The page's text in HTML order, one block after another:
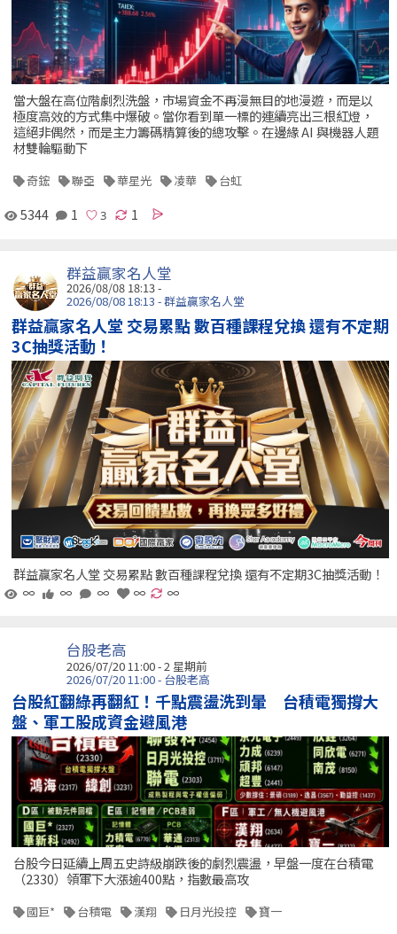
當大盤在高位階劇烈洗盤，市場資金不再漫無目的地漫遊，而是以
極度高效的方式集中爆破。當你看到單一標的連續亮出三根紅燈，
這絕非偶然，而是主力籌碼精算後的總攻擊。在邊緣 AI 與機器人題
材雙輪驅動下
奇鋐 聯亞 華星光 凌華 台虹
5344 1 1
群益贏家名人堂
2026/08/08 18:13 -
2026/08/08 18:13 - 群益贏家名人堂
群益贏家名人堂 交易累點 數百種課程兌換 還有不定期
3C抽獎活動！
群益贏家名人堂 交易累點 數百種課程兌換 還有不定期3C抽獎活動！
∞
∞ ∞ ∞ ∞
台股老高
2026/07/20 11:00 - 2 星期前
2026/07/20 11:00 - 台股老高
台股紅翻綠再翻紅！千點震盪洗到暈 台積電獨撐大
盤、軍工股成資金避風港
台股今日延續上周五史詩級崩跌後的劇烈震盪，早盤一度在台積電
（2330）領軍下大漲逾400點，指數最高攻
國巨* 台積電 漢翔 日月光投控 寶一